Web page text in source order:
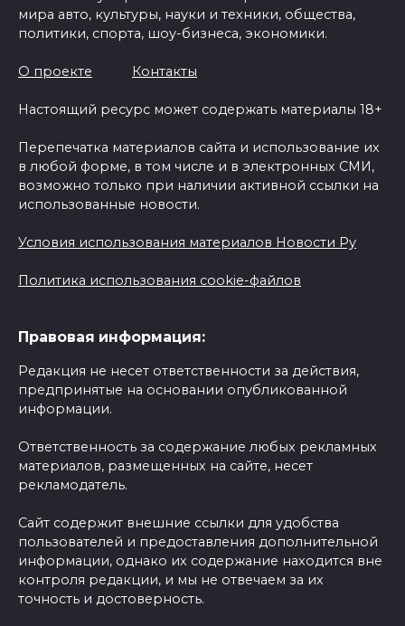
мира авто, культуры, науки и техники, общества,
политики, спорта, шоу-бизнеса, экономики.
О проекте Контакты
Настоящий ресурс может содержать материалы 18+
Перепечатка материалов сайта и использование их
в любой форме, в том числе и в электронных СМИ,
возможно только при наличии активной ссылки на
использованные новости.
Условия использования материалов Новости Ру
Политика использования cookie-файлов
Правовая информация:
Редакция не несет ответственности за действия,
предпринятые на основании опубликованной
информации.
Ответственность за содержание любых рекламных
материалов, размещенных на сайте, несет
рекламодатель.
Сайт содержит внешние ссылки для удобства
пользователей и предоставления дополнительной
информации, однако их содержание находится вне
контроля редакции, и мы не отвечаем за их
точность и достоверность.